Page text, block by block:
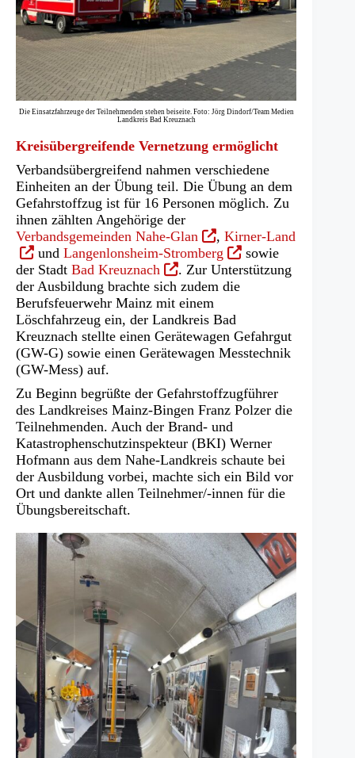
Die Einsatzfahrzeuge der Teilnehmenden stehen beiseite. Foto: Jörg Dindorf/Team Medien
Landkreis Bad Kreuznach
Kreisübergreifende Vernetzung ermöglicht
Verbandsübergreifend nahmen verschiedene
Einheiten an der Übung teil. Die Übung an dem
Gefahrstoffzug ist für 16 Personen möglich. Zu
ihnen zählten Angehörige der
Verbandsgemeinden Nahe-Glan (Öffnet
in
einem
neuen
Tab)
, Kirner-Land
und Langenlonsheim-Stromberg (Öffnet
in
einem
Tab)
sowie
der Stadt Bad Kreuznach (Öffnet
in
einem
neuen
Tab)
. Zur Unterstützung
der Ausbildung brachte sich zudem die
Berufsfeuerwehr Mainz mit einem
Löschfahrzeug ein, der Landkreis Bad
Kreuznach stellte einen Gerätewagen Gefahrgut
(GW-G) sowie einen Gerätewagen Messtechnik
(GW-Mess) auf.
Zu Beginn begrüßte der Gefahrstoffzugführer
des Landkreises Mainz-Bingen Franz Polzer die
Teilnehmenden. Auch der Brand- und
Katastrophenschutzinspekteur (BKI) Werner
Hofmann aus dem Nahe-Landkreis schaute bei
der Ausbildung vorbei, machte sich ein Bild vor
Ort und dankte allen Teilnehmer/-innen für die
Übungsbereitschaft.